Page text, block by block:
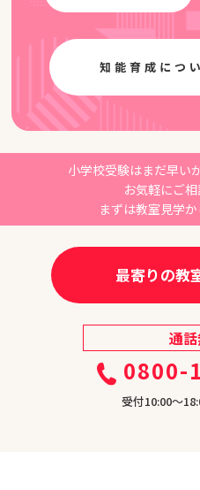
知能育成につ
小学校受験はまだ早い
お気軽にご相
まずは教室見学
最寄りの教
通
0800-
受付10:00〜